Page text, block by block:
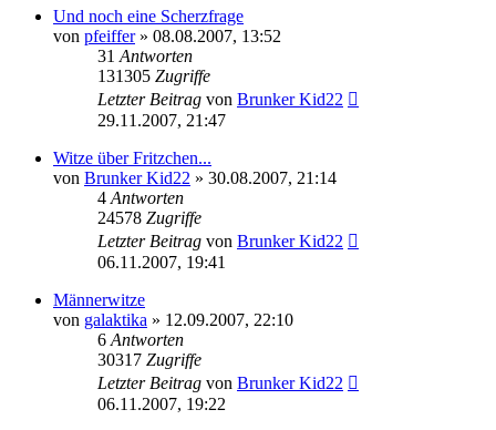
Und noch eine Scherzfrage
von pfeiffer» 08.08.2007, 13:52
31 Antworten
131305 Zugriffe
Letzter Beitrag von Brunker Kid22
29.11.2007, 21:47
Witze über Fritzchen...
von Brunker Kid22 » 30.08.2007, 21:14
4 Antworten
24578 Zugriffe
Letzter Beitrag von Brunker Kid22
06.11.2007, 19:41
Männerwitze
von galaktika » 12.09.2007, 22:10
6 Antworten
30317 Zugriffe
Letzter Beitrag von Brunker Kid22
06.11.2007, 19:22